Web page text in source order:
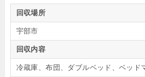
回収場所
宇部市
回収内容
冷蔵庫、布団、ダブルベッド、ベッド